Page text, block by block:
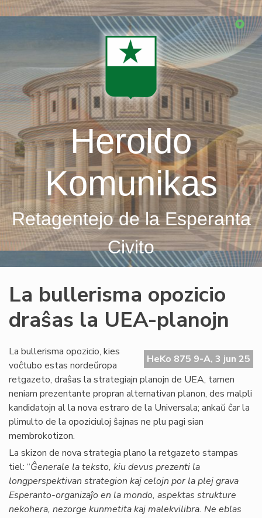
Skip
Heroldo
Komunikas
Retagentejo de la Esperanta
Civito
La bullerisma opozicio
draŝas la UEA-planojn
HeKo 875 9-A, 3 jun 25
La bullerisma opozicio, kies
voĉtubo estas nordeŭropa
retgazeto, draŝas la strategiajn planojn de UEA, tamen
neniam prezentante propran alternativan planon, des malpli
kandidatojn al la nova estraro de la Universala; ankaŭ ĉar la
plimulto de la opoziciuloj ŝajnas ne plu pagi sian
membrokotizon.
La skizon de nova strategia plano la retgazeto stampas
tiel: “Ĝenerale la teksto, kiu devus prezenti la
longperspektivan strategion kaj celojn por la plej grava
Esperanto-organizaĵo en la mondo, aspektas strukture
nekohera, nezorge kunmetita kaj malekvilibra. Ne eblas